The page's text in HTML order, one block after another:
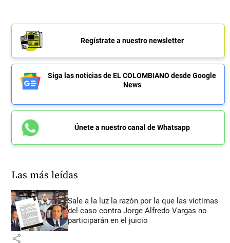
Regístrate a nuestro newsletter
Siga las noticias de EL COLOMBIANO desde Google
News
Únete a nuestro canal de Whatsapp
Las más leídas
Sale a la luz la razón por la que las víctimas
del caso contra Jorge Alfredo Vargas no
participarán en el juicio
share